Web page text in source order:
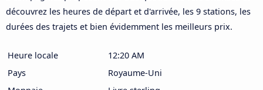
découvrez les heures de départ et d'arrivée, les 9 stations, les
durées des trajets et bien évidemment les meilleurs prix.
Heure locale
12:20 AM
Pays
Royaume-Uni